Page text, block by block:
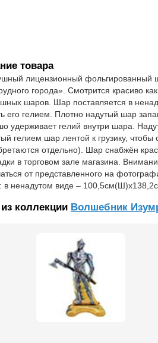
товара
лицензионный
города». Смотрится красиво
шаров. Шар поставляется в
его гелием. Плотно надутый шар
удерживает гелий внутри шара.
гелием шар лентой к грузику, чтобы
отдельно). Шар снабжён
в торговом зале магазина.
от представленного на
в ненадутом виде –
коллекции Волшебник